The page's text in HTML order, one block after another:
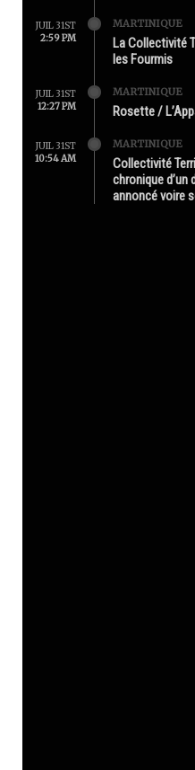
JUIL 31ST
2:59 PM
MARTINIQUE
La Collectivité
les Fourmis
JUIL 31ST
12:27 PM
MARTINIQUE
Rosette /
JUIL 31ST
10:54 AM
MARTINIQUE
Collectivité
chronique d’un
annoncé voire